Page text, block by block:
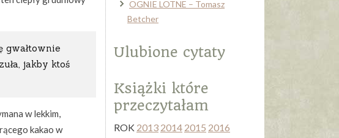
gwałtownie
jakby ktoś
w lekkim,
kakao w
OGNIE LOTNE – Tomasz
Betcher
Ulubione cytaty
Książki które
przeczytałam
ROK 2013 2014 2015 2016